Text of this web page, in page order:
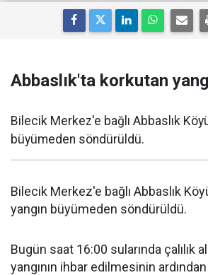
Abbaslık'ta korkutan
Bilecik Merkez'e bağlı Abbaslık
büyümeden söndürüldü.
Bilecik Merkez'e bağlı Abbaslık
yangın büyümeden söndürüldü.
Bugün saat 16:00 sularında çalılık
yangının ihbar edilmesinin